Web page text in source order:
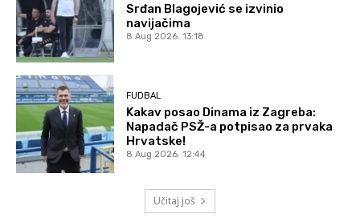
Srđan Blagojević se izvinio
navijačima
8 Aug 2026. 13:18
FUDBAL
Kakav posao Dinama iz Zagreba:
Napadač PSŽ-a potpisao za prvaka
Hrvatske!
8 Aug 2026. 12:44
Učitaj još